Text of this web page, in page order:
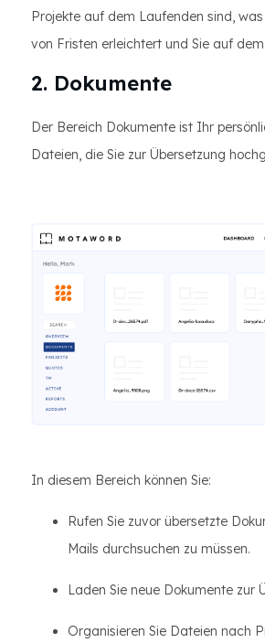
Projekte auf dem Laufenden sind,
von Fristen erleichtert und Sie auf
2. Dokumente
Der Bereich Dokumente ist Ihr
Dateien, die Sie zur Übersetzung
In diesem Bereich können Sie:
Rufen Sie zuvor übersetzte
Mails durchsuchen zu müssen.
Laden Sie neue Dokumente zur
Organisieren Sie Dateien nach